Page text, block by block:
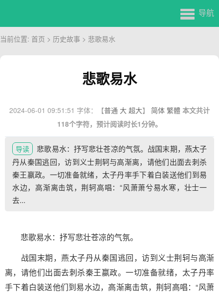
导航
当前位置: 首页 > 历史故事 > 悲歌易水
悲歌易水
2024-06-01 09:51:51 字体：【普通 大 超大】 简体 繁體 本文共计
118个字符，预计阅读时长1分钟。
导读
悲歌易水：抒写悲壮苍凉的气氛。战国末期，燕太子
丹从秦国逃回，访到义士荆轲与高渐离，请他们出面去刺杀
秦王嬴政。一切准备就绪，太子丹率手下着白装送他们到易
水边，高渐离击筑，荆轲高唱：“风萧萧兮易水寒，壮士一
去...
悲歌易水：抒写悲壮苍凉的气氛。
战国末期，燕太子丹从秦国逃回，访到义士荆轲与高渐
离，请他们出面去刺杀秦王嬴政。一切准备就绪，太子丹率
手下着白装送他们到易水边，高渐离击筑，荆轲高唱：“风萧